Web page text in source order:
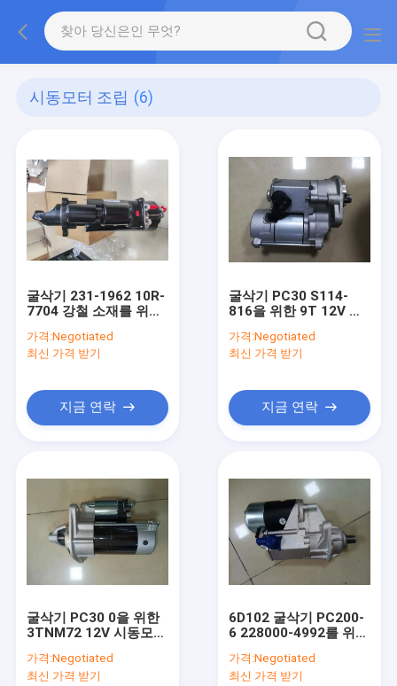
시동모터 조립 (6)
굴삭기 231-1962 10R-
7704 강철 소재를 위한
조립 C9
가격:Negotiated
최신 가격 받기
지금 연락
굴삭기 PC30 S114-
816을 위한 9T 12V 시
가격:Negotiated
최신 가격 받기
지금 연락
굴삭기 PC30 0을 위한
3TNM72 12V 시동모터
가격:Negotiated
최신 가격 받기
6D102 굴삭기 PC200-
6 228000-4992를 위한
가격:Negotiated
최신 가격 받기